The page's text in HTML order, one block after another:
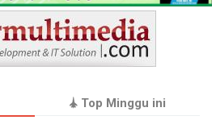
Top Minggu ini